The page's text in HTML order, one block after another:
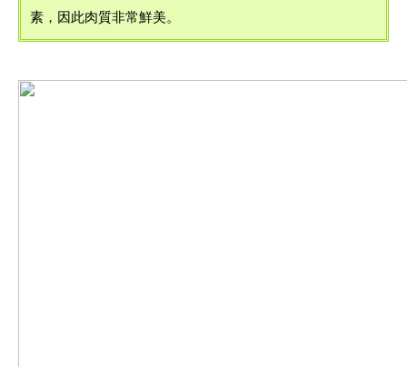
素，因此肉質非常鮮美。